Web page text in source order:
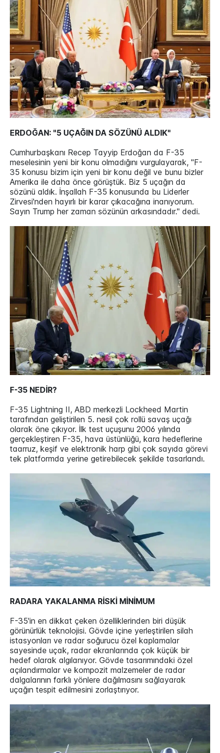
ERDOĞAN: "5 UÇAĞIN DA SÖZÜNÜ ALDIK"
Cumhurbaşkanı Recep Tayyip Erdoğan da F-35
meselesinin yeni bir konu olmadığını vurgulayarak, "F-
35 konusu bizim için yeni bir konu değil ve bunu bizler
Amerika ile daha önce görüştük. Biz 5 uçağın da
sözünü aldık. İnşallah F-35 konusunda bu Liderler
Zirvesi'nden hayırlı bir karar çıkacağına inanıyorum.
Sayın Trump her zaman sözünün arkasındadır." dedi.
F-35 NEDİR?
F-35 Lightning II, ABD merkezli Lockheed Martin
tarafından geliştirilen 5. nesil çok rollü savaş uçağı
olarak öne çıkıyor. İlk test uçuşunu 2006 yılında
gerçekleştiren F-35, hava üstünlüğü, kara hedeflerine
taarruz, keşif ve elektronik harp gibi çok sayıda görevi
tek platformda yerine getirebilecek şekilde tasarlandı.
RADARA YAKALANMA RİSKİ MİNİMUM
F-35'in en dikkat çeken özelliklerinden biri düşük
görünürlük teknolojisi. Gövde içine yerleştirilen silah
istasyonları ve radar soğurucu özel kaplamalar
sayesinde uçak, radar ekranlarında çok küçük bir
hedef olarak algılanıyor. Gövde tasarımındaki özel
açılandırmalar ve kompozit malzemeler de radar
dalgalarının farklı yönlere dağılmasını sağlayarak
uçağın tespit edilmesini zorlaştırıyor.